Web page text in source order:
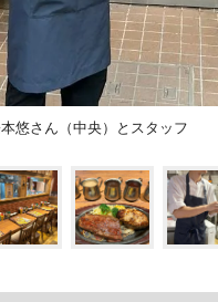
悠さん（中央）とスタッフ